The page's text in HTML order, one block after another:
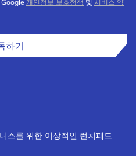
개인정보 보호정책 및 서비스 약
하기
스를 위한 이상적인 런치패드